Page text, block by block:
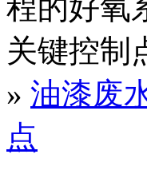
» 油漆废
点